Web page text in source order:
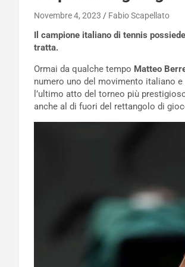
Novembre 4, 2023 Fabio Scapellato
Il campione italiano di tennis
tratta.
Ormai da qualche tempo Matteo
numero uno del movimento italiano
l’ultimo atto del torneo più
anche al di fuori del rettangolo di